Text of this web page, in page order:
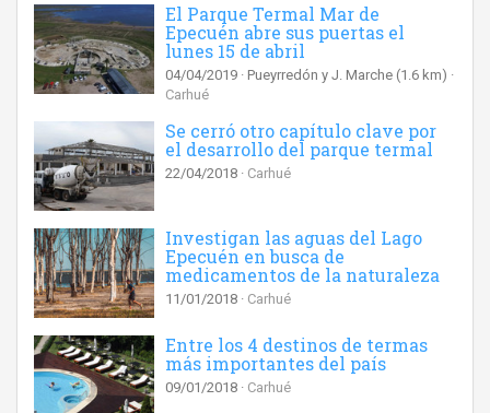
El Parque Termal Mar de
Epecuén abre sus puertas el
lunes 15 de abril
04/04/2019 Pueyrredón y J. Marche (1.6 km)
Carhué
Se cerró otro capítulo clave por
el desarrollo del parque termal
22/04/2018 Carhué
Investigan las aguas del Lago
Epecuén en busca de
medicamentos de la naturaleza
11/01/2018 Carhué
Entre los 4 destinos de termas
más importantes del país
09/01/2018 Carhué